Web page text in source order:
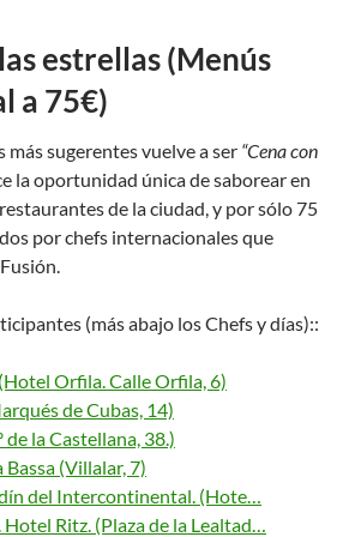
estrellas (Menús
a 75€)
más sugerentes vuelve a ser “Cena con
la oportunidad única de saborear en
de la ciudad, y por sólo 75
por chefs internacionales que
(más abajo los Chefs y días)::
Orfila. Calle Orfila, 6)
de Cubas, 14)
de la Castellana, 38.)
(Villalar, 7)
del Intercontinental. (Hote…
Ritz. (Plaza de la Lealtad…